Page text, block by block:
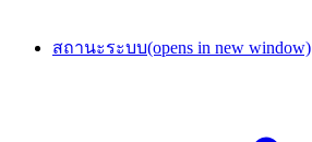
สถานะระบบ(opens in new window)